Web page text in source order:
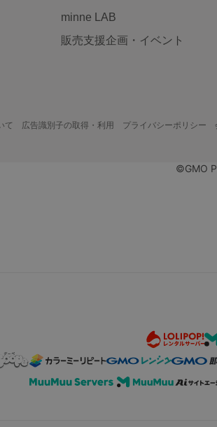
minne LAB
販売支援企画・イベント
て 広告識別子の取得・利用 プライバシーポリシー
©GMO